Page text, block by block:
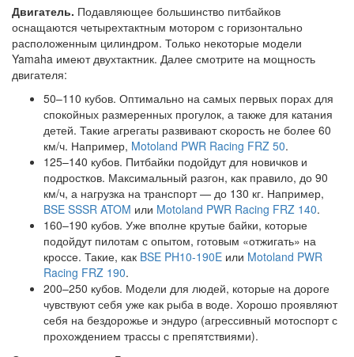
Двигатель. Подавляющее большинство питбайков
оснащаются четырехтактным мотором с горизонтально
расположенным цилиндром. Только некоторые модели
Yamaha имеют двухтактник. Далее смотрите на мощность
двигателя:
50–110 кубов. Оптимально на самых первых порах для
спокойных размеренных прогулок, а также для катания
детей. Такие агрегаты развивают скорость не более 60
км/ч. Например, Motoland PWR Racing FRZ 50.
125–140 кубов. Питбайки подойдут для новичков и
подростков. Максимальный разгон, как правило, до 90
км/ч, а нагрузка на транспорт — до 130 кг. Например,
BSE SSSR ATOM или Motoland PWR Racing FRZ 140.
160–190 кубов. Уже вполне крутые байки, которые
подойдут пилотам с опытом, готовым «отжигать» на
кроссе. Такие, как BSE PH10-190E или Motoland PWR
Racing FRZ 190.
200–250 кубов. Модели для людей, которые на дороге
чувствуют себя уже как рыба в воде. Хорошо проявляют
себя на бездорожье и эндуро (агрессивный мотоспорт с
прохождением трассы с препятствиями).